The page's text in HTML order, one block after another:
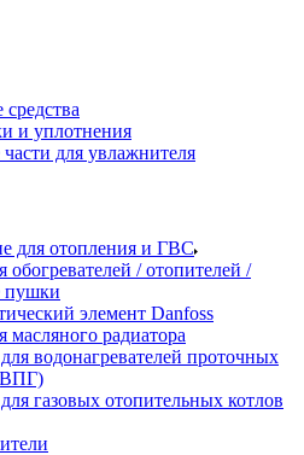
и уплотнения
для увлажнителя
для отопления и ГВС
/ отопителей /
пушки
элемент Danfoss
радиатора
водонагревателей проточных
газовых отопительных котлов